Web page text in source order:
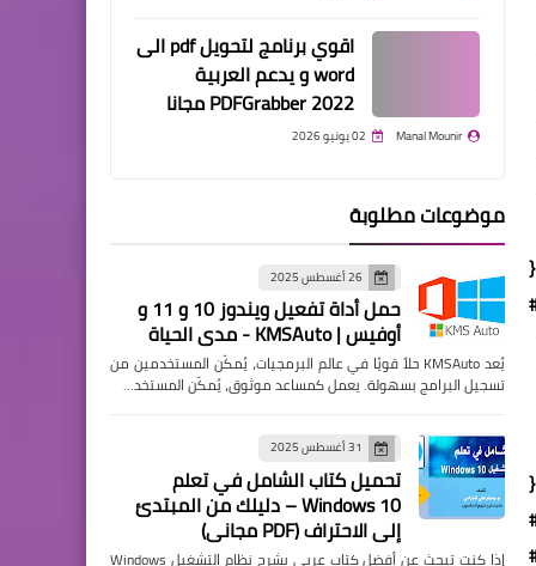
اقوي برنامج لتحويل pdf الى
word و يدعم العربية
PDFGrabber 2022 مجانا
Manal Mounir 02 يونيو 2026
موضوعات مطلوبة
26 أغسطس 2025
حمل أداة تفعيل ويندوز 10 و 11 و
أوفيس | KMSAuto - مدي الحياة
يُعد KMSAuto حلاً قويًا في عالم البرمجيات، يُمكّن المستخدمين من
تسجيل البرامج بسهولة. يعمل كمساعد موثوق، يُمكّن المستخد…
31 أغسطس 2025
تحميل كتاب الشامل في تعلم
Windows 10 – دليلك من المبتدئ
إلى الاحتراف (PDF مجاني)
إذا كنت تبحث عن أفضل كتاب عربي يشرح نظام التشغيل Windows